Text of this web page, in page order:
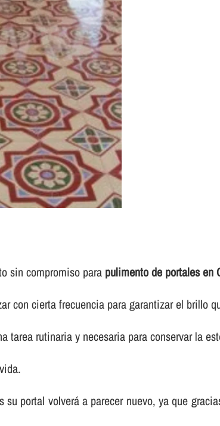
sin compromiso para pulimento de portales en
con cierta frecuencia para garantizar el brillo
tarea rutinaria y necesaria para conservar la
portal volverá a parecer nuevo, ya que